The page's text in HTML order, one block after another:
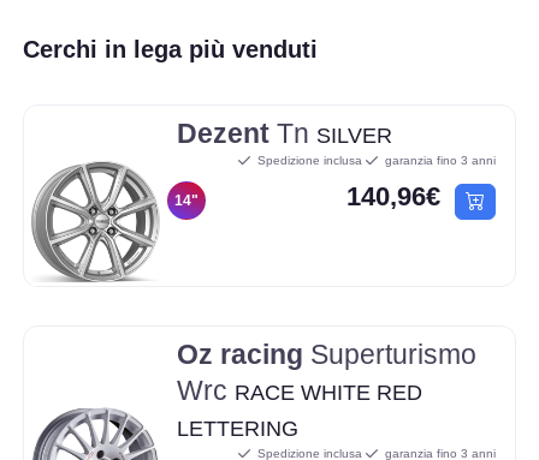
Cerchi in lega più venduti
Dezent Tn SILVER
14"
Spedizione inclusa garanzia fino 3 anni
140,96€
Oz racing Superturismo
Wrc RACE WHITE RED
LETTERING
Spedizione inclusa garanzia fino 3 anni